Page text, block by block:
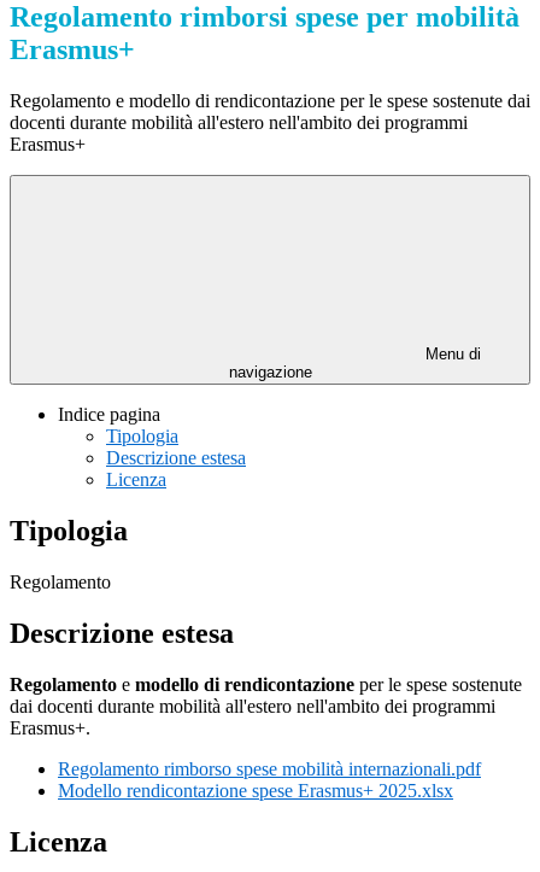
Regolamento rimborsi spese per mobilità
Erasmus+
Regolamento e modello di rendicontazione per le spese sostenute dai
docenti durante mobilità all'estero nell'ambito dei programmi
Erasmus+
Menu di
navigazione
Indice pagina
Tipologia
Descrizione estesa
Licenza
Tipologia
Regolamento
Descrizione estesa
Regolamento e modello di rendicontazione per le spese sostenute
dai docenti durante mobilità all'estero nell'ambito dei programmi
Erasmus+.
Regolamento rimborso spese mobilità internazionali.pdf
Modello rendicontazione spese Erasmus+ 2025.xlsx
Licenza